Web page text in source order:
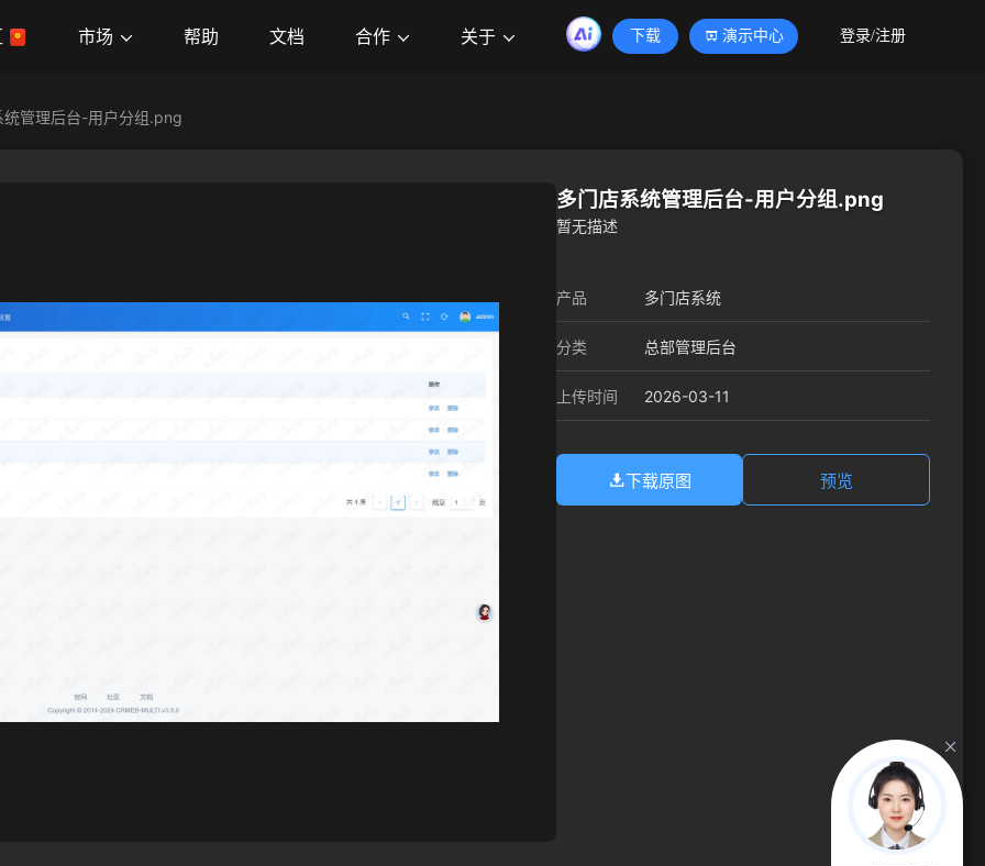
市场 帮助 文档 合作 关于 下载 演示中心 登录/注册
统管理后台-用户分组.png
多门店系统管理后台-用户分组.png
暂无描述
产品 多门店系统
分类 总部管理后台
上传时间 2026-03-11
下载原图 预览